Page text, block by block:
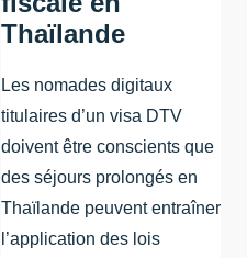
Thaïlande
Les nomades digitaux
titulaires d’un visa DTV
doivent être conscients que
des séjours prolongés en
Thaïlande peuvent entraîner
l’application des lois